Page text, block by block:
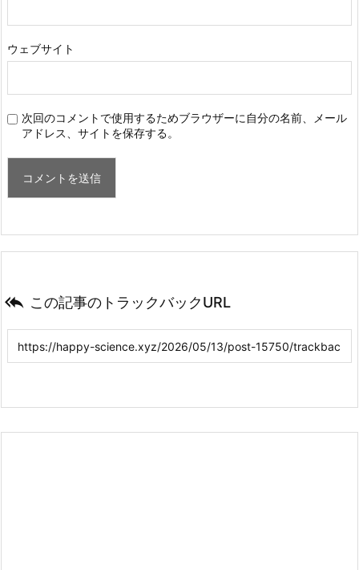
ウェブサイト
次回のコメントで使用するためブラウザーに自分の名前、メール
アドレス、サイトを保存する。
 この記事のトラックバックURL